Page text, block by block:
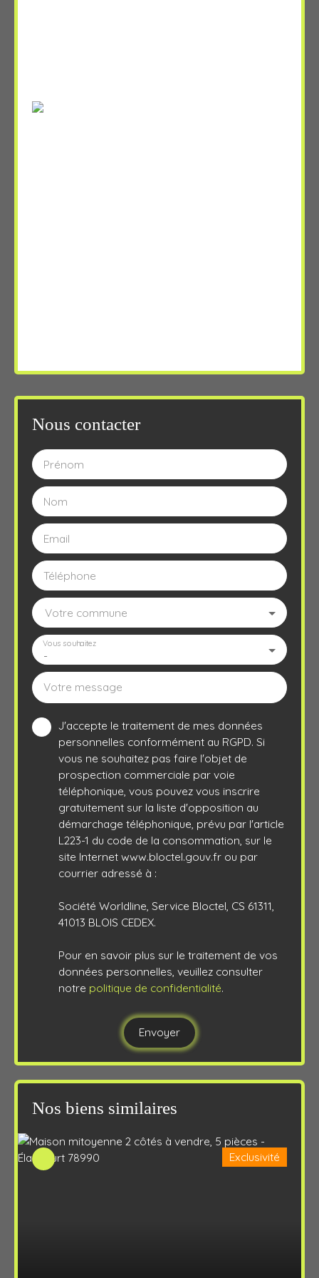
Nous contacter
Prénom
Nom
Email
Téléphone
Votre commune
-
Vous souhaitez
Votre message
J'accepte le traitement de mes données
personnelles conformément au RGPD. Si
vous ne souhaitez pas faire l'objet de
prospection commerciale par voie
téléphonique, vous pouvez vous inscrire
gratuitement sur la liste d'opposition au
démarchage téléphonique, prévu par l'article
L223-1 du code de la consommation, sur le
site Internet www.bloctel.gouv.fr ou par
courrier adressé à :
Société Worldline, Service Bloctel, CS 61311,
41013 BLOIS CEDEX.
Pour en savoir plus sur le traitement de vos
données personnelles, veuillez consulter
notre politique de confidentialité.
Envoyer
Nos biens similaires
Exclusivité